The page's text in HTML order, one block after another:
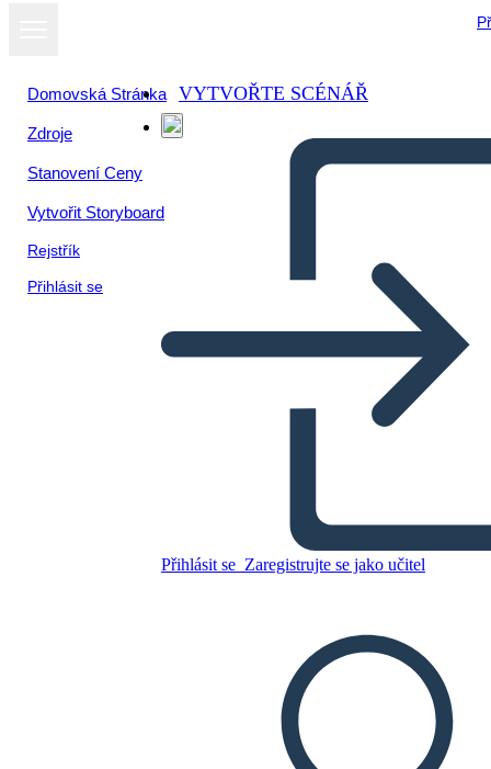
Domovská Stránka
Zdroje
Stanovení Ceny
Vytvořit Storyboard
Rejstřík
Přihlásit se
VYTVOŘTE SCÉNÁŘ
Přihlásit se Zaregistrujte se jako učitel
PŘEHRÁT PREZENTACI
PŘEČTI MI